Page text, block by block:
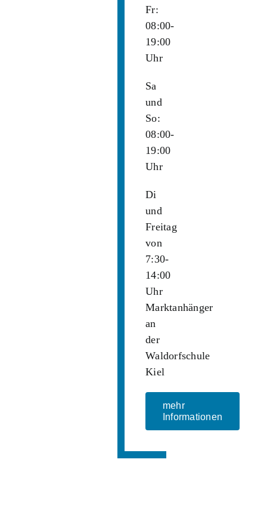
Fr:
08:00-
19:00
Uhr
Sa
und
So:
08:00-
19:00
Uhr
Di
und
Freitag
von
7:30-
14:00
Uhr
Marktanhänger
an
der
Waldorfschule
Kiel
mehr
Informationen